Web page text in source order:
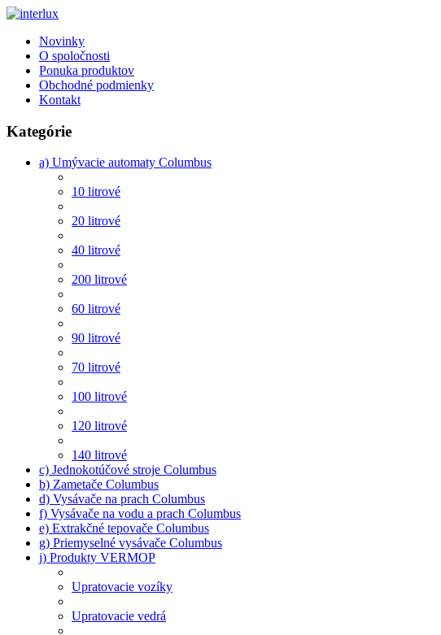
Novinky
O spoločnosti
Ponuka produktov
Obchodné podmienky
Kontakt
Kategórie
a) Umývacie automaty Columbus
10 litrové
20 litrové
40 litrové
200 litrové
60 litrové
90 litrové
70 litrové
100 litrové
120 litrové
140 litrové
c) Jednokotúčové stroje Columbus
b) Zametače Columbus
d) Vysávače na prach Columbus
f) Vysávače na vodu a prach Columbus
e) Extrakčné tepovače Columbus
g) Priemyselné vysávače Columbus
j) Produkty VERMOP
Upratovacie vozíky
Upratovacie vedrá